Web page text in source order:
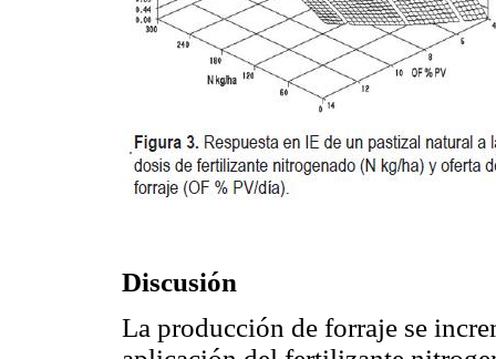
Discusión
La producción de forraje se